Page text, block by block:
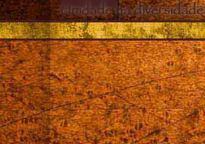
Unidade na diversidade